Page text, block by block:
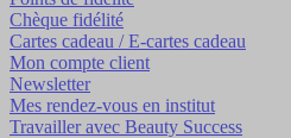
Chèque fidélité
Cartes cadeau / E-cartes cadeau
Mon compte client
Newsletter
Mes rendez-vous en institut
Travailler avec Beauty Success